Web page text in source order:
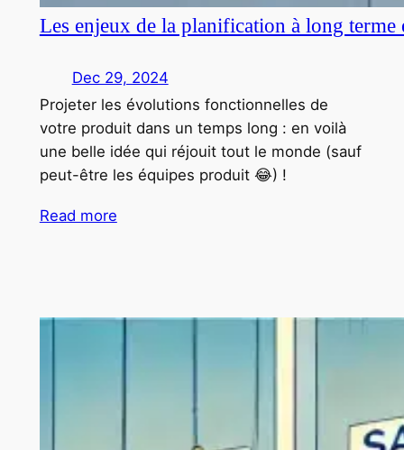
Les enjeux de la planification à long terme
Dec 29, 2024
Projeter les évolutions fonctionnelles de
votre produit dans un temps long : en voilà
une belle idée qui réjouit tout le monde (sauf
peut-être les équipes produit 😂) !
Read more